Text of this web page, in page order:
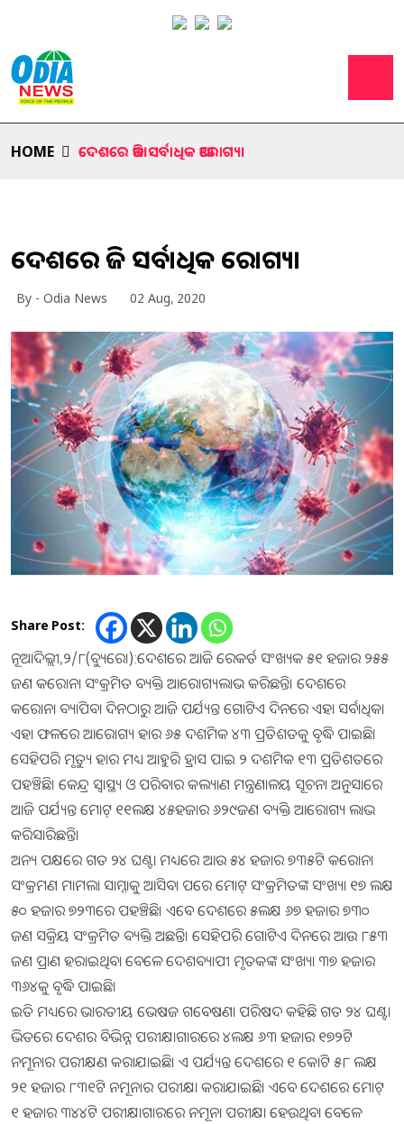
HOME ଦେଶରେ ଆଜି ସର୍ବାଧିକ ଆରୋଗ୍ୟ।
ଦେଶରେ ଆଜି ସର୍ବାଧିକ ଆରୋଗ୍ୟ।
By - Odia News 02 Aug, 2020
Share Post:
ନୂଆଦିଲ୍ଲୀ,୨/୮(ବ୍ୟୁରୋ):ଦେଶରେ ଆଜି ରେକର୍ଡ ସଂଖ୍ୟକ ୫୧ ହଜାର ୨୫୫
ଜଣ କରୋନା ସଂକ୍ରମିତ ବ୍ୟକ୍ତି ଆରୋଗ୍ୟଲାଭ କରିଛନ୍ତି। ଦେଶରେ
କରୋନା ବ୍ୟାପିବା ଦିନଠାରୁ ଆଜି ପର୍ଯ୍ୟନ୍ତ ଗୋଟିଏ ଦିନରେ ଏହା ସର୍ବାଧିକ।
ଏହା ଫଳରେ ଆରୋଗ୍ୟ ହାର ୬୫ ଦଶମିକ ୪୩ ପ୍ରତିଶତକୁ ବୃଦ୍ଧି ପାଇଛି।
ସେହିପରି ମୃତ୍ୟୁ ହାର ମଧ୍ୟ ଆହୁରି ହ୍ରାସ ପାଇ ୨ ଦଶମିକ ୧୩ ପ୍ରତିଶତରେ
ପହଞ୍ଚିଛି। କେନ୍ଦ୍ର ସ୍ୱାସ୍ଥ୍ୟ ଓ ପରିବାର କଲ୍ୟାଣ ମନ୍ତ୍ରଣାଳୟ ସୂଚନା ଅନୁସାରେ
ଆଜି ପର୍ଯ୍ୟନ୍ତ ମୋଟ୍‍ ୧୧ଲକ୍ଷ ୪୫ହଜାର ୬୨୯ଜଣ ବ୍ୟକ୍ତି ଆରୋଗ୍ୟ ଲାଭ
କରିସାରିଛନ୍ତି।
ଅନ୍ୟ ପକ୍ଷରେ ଗତ ୨୪ ଘଣ୍ଟା ମଧ୍ୟରେ ଆଉ ୫୪ ହଜାର ୭୩୫ଟି କରୋନା
ସଂକ୍ରମଣ ମାମଲା ସାମ୍ନାକୁ ଆସିବା ପରେ ମୋଟ୍‍ ସଂକ୍ରମିତଙ୍କ ସଂଖ୍ୟା ୧୭ ଲକ୍ଷ
୫୦ ହଜାର ୭୨୩ରେ ପହଞ୍ଚିଛି। ଏବେ ଦେଶରେ ୫ଲକ୍ଷ ୬୭ ହଜାର ୭୩୦
ଜଣ ସକ୍ରିୟ ସଂକ୍ରମିତ ବ୍ୟକ୍ତି ଅଛନ୍ତି। ସେହିପରି ଗୋଟିଏ ଦିନରେ ଆଉ ୮୫୩
ଜଣ ପ୍ରାଣ ହରାଇଥିବା ବେଳେ ଦେଶବ୍ୟାପୀ ମୃତକଙ୍କ ସଂଖ୍ୟା ୩୭ ହଜାର
୩୬୪କୁ ବୃଦ୍ଧି ପାଇଛି।
ଇତି ମଧ୍ୟରେ ଭାରତୀୟ ଭେଷଜ ଗବେଷଣା ପରିଷଦ କହିଛି ଗତ ୨୪ ଘଣ୍ଟା
ଭିତରେ ଦେଶର ବିଭିନ୍ନ ପରୀକ୍ଷାଗାରରେ ୪ଲକ୍ଷ ୬୩ ହଜାର ୧୭୨ଟି
ନମୂନାର ପରୀକ୍ଷଣ କରାଯାଇଛି। ଏ ପର୍ଯ୍ୟନ୍ତ ଦେଶରେ ୧ କୋଟି ୫୮ ଲକ୍ଷ
୨୧ ହଜାର ୮୩୧ଟି ନମୂନାର ପରୀକ୍ଷା କରାଯାଇଛି। ଏବେ ଦେଶରେ ମୋଟ୍‍
୧ ହଜାର ୩୪୪ଟି ପରୀକ୍ଷାଗାରରେ ନମୂନା ପରୀକ୍ଷା ହେଉଥିବା ବେଳେ